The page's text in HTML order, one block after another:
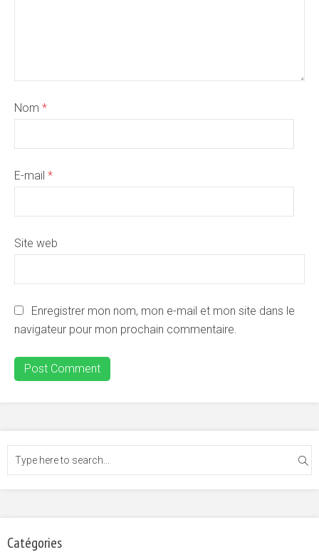
Nom *
E-mail *
Site web
Enregistrer mon nom, mon e-mail et mon site dans le
navigateur pour mon prochain commentaire.
Catégories